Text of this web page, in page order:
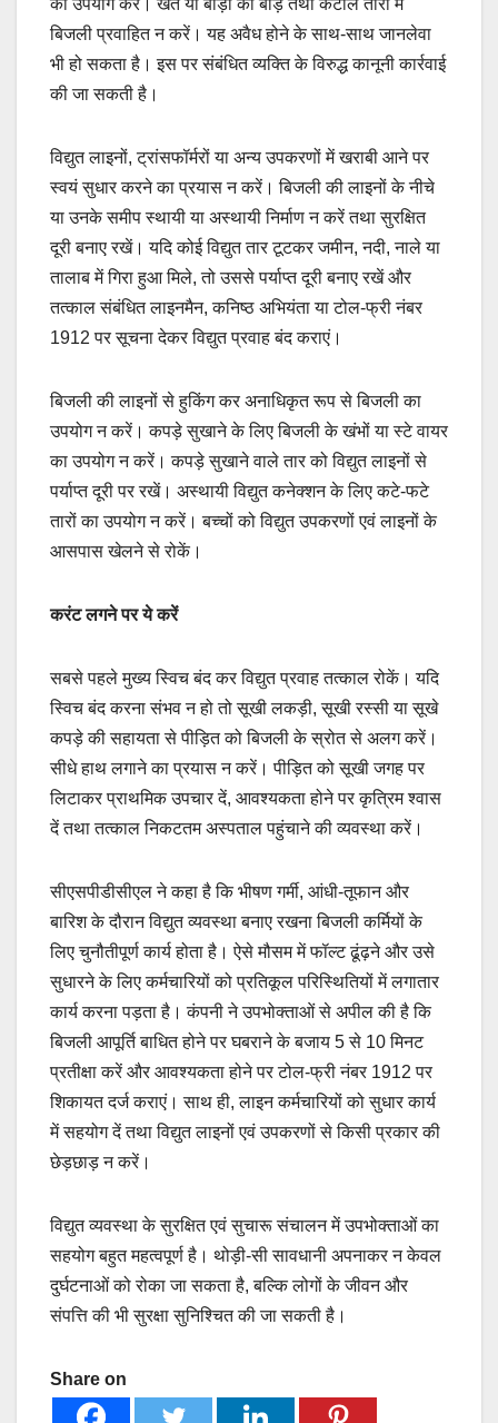
बिजली प्रवाहित न करें। यह अवैध होने के साथ-साथ जानलेवा
भी हो सकता है। इस पर संबंधित व्यक्ति के विरुद्ध कानूनी कार्रवाई
की जा सकती है।
विद्युत लाइनों, ट्रांसफॉर्मरों या अन्य उपकरणों में खराबी आने पर
स्वयं सुधार करने का प्रयास न करें। बिजली की लाइनों के नीचे
या उनके समीप स्थायी या अस्थायी निर्माण न करें तथा सुरक्षित
दूरी बनाए रखें। यदि कोई विद्युत तार टूटकर जमीन, नदी, नाले या
तालाब में गिरा हुआ मिले, तो उससे पर्याप्त दूरी बनाए रखें और
तत्काल संबंधित लाइनमैन, कनिष्ठ अभियंता या टोल-फ्री नंबर
1912 पर सूचना देकर विद्युत प्रवाह बंद कराएं।
बिजली की लाइनों से हुकिंग कर अनाधिकृत रूप से बिजली का
उपयोग न करें। कपड़े सुखाने के लिए बिजली के खंभों या स्टे वायर
का उपयोग न करें। कपड़े सुखाने वाले तार को विद्युत लाइनों से
पर्याप्त दूरी पर रखें। अस्थायी विद्युत कनेक्शन के लिए कटे-फटे
तारों का उपयोग न करें। बच्चों को विद्युत उपकरणों एवं लाइनों के
आसपास खेलने से रोकें।
करंट लगने पर ये करें
सबसे पहले मुख्य स्विच बंद कर विद्युत प्रवाह तत्काल रोकें। यदि
स्विच बंद करना संभव न हो तो सूखी लकड़ी, सूखी रस्सी या सूखे
कपड़े की सहायता से पीड़ित को बिजली के स्रोत से अलग करें।
सीधे हाथ लगाने का प्रयास न करें। पीड़ित को सूखी जगह पर
लिटाकर प्राथमिक उपचार दें, आवश्यकता होने पर कृत्रिम श्वास
दें तथा तत्काल निकटतम अस्पताल पहुंचाने की व्यवस्था करें।
सीएसपीडीसीएल ने कहा है कि भीषण गर्मी, आंधी-तूफान और
बारिश के दौरान विद्युत व्यवस्था बनाए रखना बिजली कर्मियों के
लिए चुनौतीपूर्ण कार्य होता है। ऐसे मौसम में फॉल्ट ढूंढ़ने और उसे
सुधारने के लिए कर्मचारियों को प्रतिकूल परिस्थितियों में लगातार
कार्य करना पड़ता है। कंपनी ने उपभोक्ताओं से अपील की है कि
बिजली आपूर्ति बाधित होने पर घबराने के बजाय 5 से 10 मिनट
प्रतीक्षा करें और आवश्यकता होने पर टोल-फ्री नंबर 1912 पर
शिकायत दर्ज कराएं। साथ ही, लाइन कर्मचारियों को सुधार कार्य
में सहयोग दें तथा विद्युत लाइनों एवं उपकरणों से किसी प्रकार की
छेड़छाड़ न करें।
विद्युत व्यवस्था के सुरक्षित एवं सुचारू संचालन में उपभोक्ताओं का
सहयोग बहुत महत्वपूर्ण है। थोड़ी-सी सावधानी अपनाकर न केवल
दुर्घटनाओं को रोका जा सकता है, बल्कि लोगों के जीवन और
संपत्ति की भी सुरक्षा सुनिश्चित की जा सकती है।
Share on